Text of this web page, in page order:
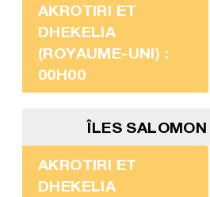
AKROTIRI ET
DHEKELIA
(ROYAUME-UNI) :
00H00
ÎLES
AKROTIRI ET
DHEKELIA